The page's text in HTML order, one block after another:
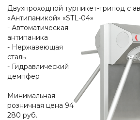
Двухпроходной турникет-трипод с
«Антипаникой» «STL-04»
- Автоматическая
антипаника
- Нержавеющая
сталь
- Гидравлический
демпфер
Минимальная
розничная цена 94
280 руб.